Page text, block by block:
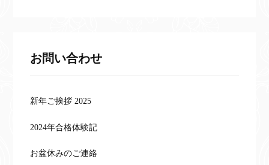
お問い合わせ
新年ご挨拶 2025
2024年合格体験記
お盆休みのご連絡